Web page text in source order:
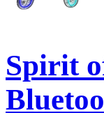
Spirit